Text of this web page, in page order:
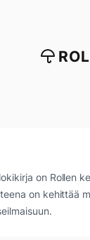
on Rollen
on kehittää